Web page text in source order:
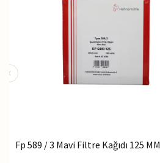
Fp 589 / 3 Mavi Filtre Kağıdı 125 MM